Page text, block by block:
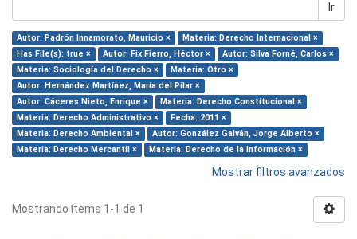
Ir
Autor: Padrón Innamorato, Mauricio ×
Materia: Derecho Internacional ×
Has File(s): true ×
Autor: Fix Fierro, Héctor ×
Autor: Silva Forné, Carlos ×
Materia: Sociología del Derecho ×
Materia: Otro ×
Autor: Hernández Martínez, María del Pilar ×
Autor: Cáceres Nieto, Enrique ×
Materia: Derecho Constitucional ×
Materia: Derecho Administrativo ×
Fecha: 2011 ×
Materia: Derecho Ambiental ×
Autor: González Galván, Jorge Alberto ×
Materia: Derecho Mercantil ×
Materia: Derecho de la Información ×
Mostrar filtros avanzados
Mostrando ítems 1-1 de 1